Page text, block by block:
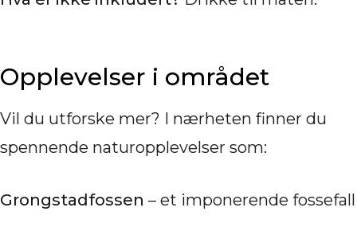
Opplevelser i området
Vil du utforske mer? I nærheten finner du
spennende naturopplevelser som:
Grongstadfossen – et imponerende fossefall